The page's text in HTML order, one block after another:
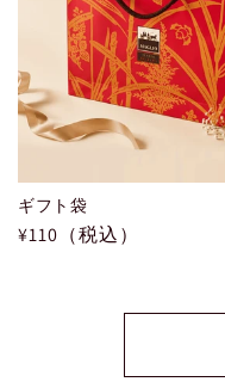
ギフト袋
通
¥110（税込）